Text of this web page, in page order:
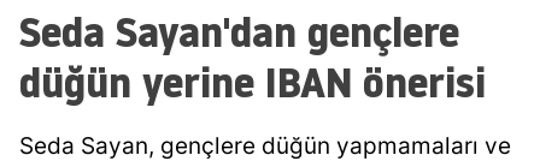
Ağrı
Amasya
Ankara
Seda Sayan'dan gençlere
düğün yerine IBAN önerisi
Seda Sayan, gençlere düğün yapmamaları ve